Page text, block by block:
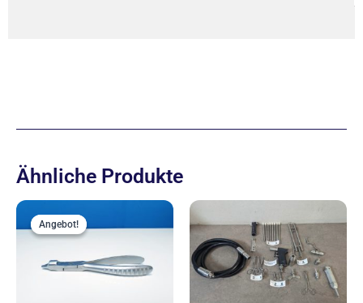
Ähnliche Produkte
Angebot!
Angebot!
Ursprünglicher
Preis
150,00 €
Aktueller
Preis
75,00 €.